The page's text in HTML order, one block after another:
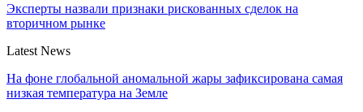
Эксперты назвали признаки рискованных сделок на
вторичном рынке
Latest News
На фоне глобальной аномальной жары зафиксирована самая
низкая температура на Земле